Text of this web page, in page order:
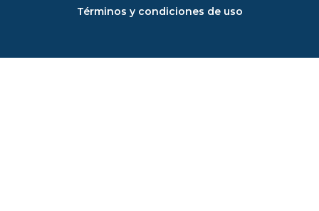
Términos y condiciones de uso